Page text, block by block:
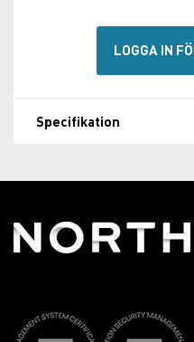
LOGGA IN
Specifikation